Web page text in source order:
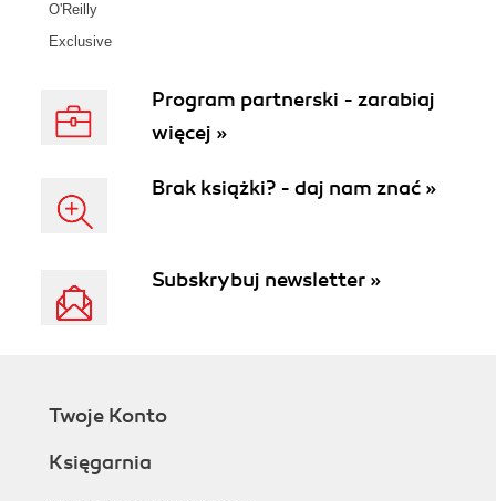
O'Reilly
Exclusive
Program partnerski - zarabiaj
więcej »
Brak książki? - daj nam znać »
Subskrybuj newsletter »
Twoje Konto
Księgarnia